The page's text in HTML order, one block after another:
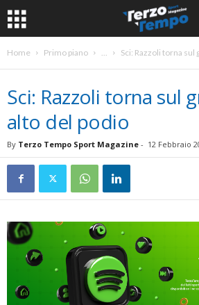
Home Primo piano ... Sci: Razzoli torna
Sci: Razzoli torna sul
alto del podio
By Terzo Tempo Sport Magazine - 12 Febbraio